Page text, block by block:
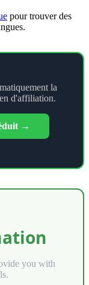
pour trouver des
la
d'affiliation.
→
you with